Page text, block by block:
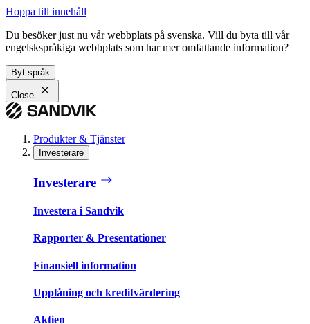
Hoppa till innehåll
Du besöker just nu vår webbplats på svenska. Vill du byta till vår
engelskspråkiga webbplats som har mer omfattande information?
Byt språk
Close
Produkter & Tjänster
Investerare
Investerare
Investera i Sandvik
Rapporter & Presentationer
Finansiell information
Upplåning och kreditvärdering
Aktien